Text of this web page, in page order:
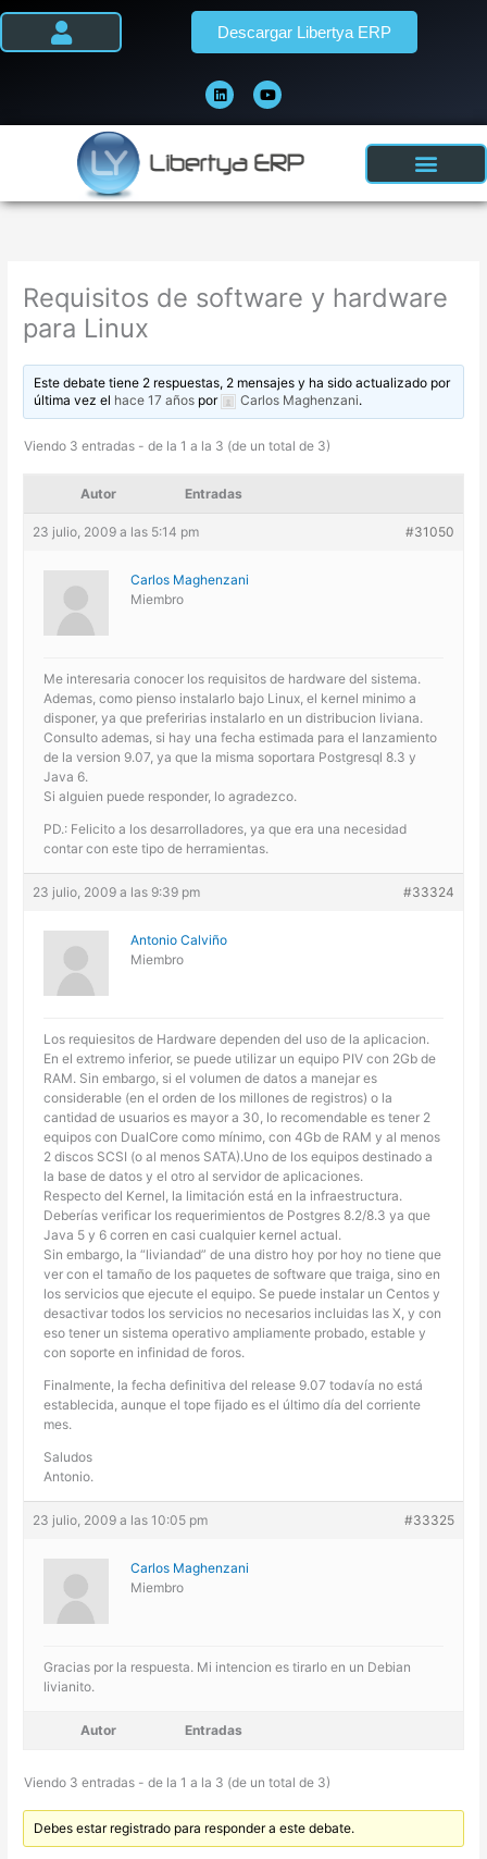
Ir
i
n
k
e
i
n
o
u
t
u
e
Descargar Libertya ERP
Requisitos de software y hardware
para Linux
Este debate tiene 2 respuestas, 2 mensajes y ha sido actualizado por
última vez el hace 17 años por Carlos Maghenzani.
Viendo 3 entradas - de la 1 a la 3 (de un total de 3)
Autor Entradas
23 julio, 2009 a las 5:14 pm #31050
Carlos Maghenzani
Miembro
Me interesaria conocer los requisitos de hardware del sistema.
Ademas, como pienso instalarlo bajo Linux, el kernel minimo a
disponer, ya que preferirias instalarlo en un distribucion liviana.
Consulto ademas, si hay una fecha estimada para el lanzamiento
de la version 9.07, ya que la misma soportara Postgresql 8.3 y
Java 6.
Si alguien puede responder, lo agradezco.
PD.: Felicito a los desarrolladores, ya que era una necesidad
contar con este tipo de herramientas.
23 julio, 2009 a las 9:39 pm #33324
Antonio Calviño
Miembro
Los requiesitos de Hardware dependen del uso de la aplicacion.
En el extremo inferior, se puede utilizar un equipo PIV con 2Gb de
RAM. Sin embargo, si el volumen de datos a manejar es
considerable (en el orden de los millones de registros) o la
cantidad de usuarios es mayor a 30, lo recomendable es tener 2
equipos con DualCore como mínimo, con 4Gb de RAM y al menos
2 discos SCSI (o al menos SATA).Uno de los equipos destinado a
la base de datos y el otro al servidor de aplicaciones.
Respecto del Kernel, la limitación está en la infraestructura.
Deberías verificar los requerimientos de Postgres 8.2/8.3 ya que
Java 5 y 6 corren en casi cualquier kernel actual.
Sin embargo, la “liviandad” de una distro hoy por hoy no tiene que
ver con el tamaño de los paquetes de software que traiga, sino en
los servicios que ejecute el equipo. Se puede instalar un Centos y
desactivar todos los servicios no necesarios incluidas las X, y con
eso tener un sistema operativo ampliamente probado, estable y
con soporte en infinidad de foros.
Finalmente, la fecha definitiva del release 9.07 todavía no está
establecida, aunque el tope fijado es el último día del corriente
mes.
Saludos
Antonio.
23 julio, 2009 a las 10:05 pm #33325
Carlos Maghenzani
Miembro
Gracias por la respuesta. Mi intencion es tirarlo en un Debian
livianito.
Autor Entradas
Viendo 3 entradas - de la 1 a la 3 (de un total de 3)
Debes estar registrado para responder a este debate.